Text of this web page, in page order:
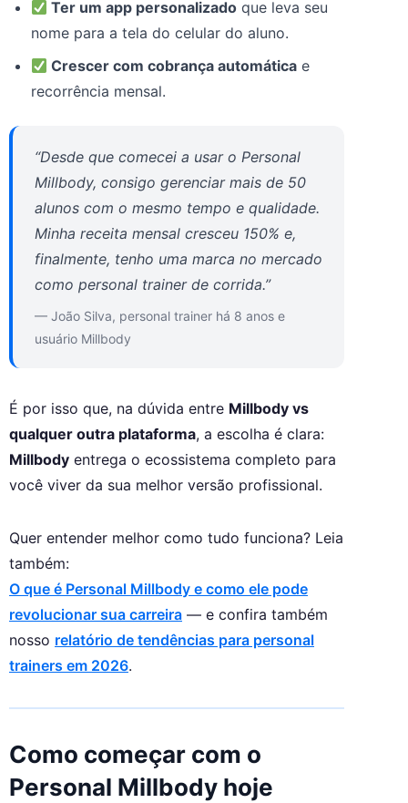
Ter um app personalizado que leva seu
nome para a tela do celular do aluno.
Crescer com cobrança automática e
recorrência mensal.
“Desde que comecei a usar o Personal
Millbody, consigo gerenciar mais de 50
alunos com o mesmo tempo e qualidade.
Minha receita mensal cresceu 150% e,
finalmente, tenho uma marca no mercado
como personal trainer de corrida.”
— João Silva, personal trainer há 8 anos e
usuário Millbody
É por isso que, na dúvida entre Millbody vs
qualquer outra plataforma, a escolha é clara:
Millbody entrega o ecossistema completo para
você viver da sua melhor versão profissional.
Quer entender melhor como tudo funciona? Leia
também:
O que é Personal Millbody e como ele pode
revolucionar sua carreira — e confira também
nosso relatório de tendências para personal
trainers em 2026.
Como começar com o
Personal Millbody hoje